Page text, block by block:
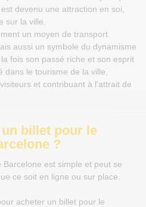
devenu une attraction en soi,
sur la ville.
un moyen de transport
aussi un symbole du dynamisme
fois son passé riche et son esprit
dans le tourisme de la ville,
et contribuant à l'attrait de
billet pour le
?
est simple et peut se
ce soit en ligne ou sur place.
acheter un billet pour le